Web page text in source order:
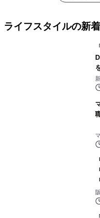
ライフスタイルの新着